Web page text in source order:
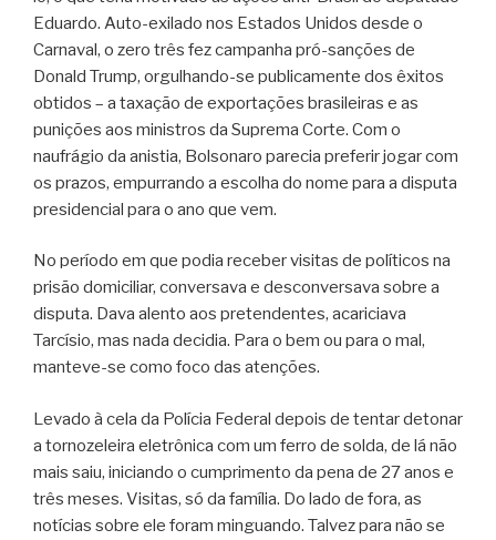
Eduardo. Auto-exilado nos Estados Unidos desde o
Carnaval, o zero três fez campanha pró-sanções de
Donald Trump, orgulhando-se publicamente dos êxitos
obtidos – a taxação de exportações brasileiras e as
punições aos ministros da Suprema Corte. Com o
naufrágio da anistia, Bolsonaro parecia preferir jogar com
os prazos, empurrando a escolha do nome para a disputa
presidencial para o ano que vem.
No período em que podia receber visitas de políticos na
prisão domiciliar, conversava e desconversava sobre a
disputa. Dava alento aos pretendentes, acariciava
Tarcísio, mas nada decidia. Para o bem ou para o mal,
manteve-se como foco das atenções.
Levado à cela da Polícia Federal depois de tentar detonar
a tornozeleira eletrônica com um ferro de solda, de lá não
mais saiu, iniciando o cumprimento da pena de 27 anos e
três meses. Visitas, só da família. Do lado de fora, as
notícias sobre ele foram minguando. Talvez para não se